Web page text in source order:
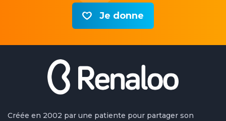
Je donne
Créée en 2002 par une patiente pour partager son